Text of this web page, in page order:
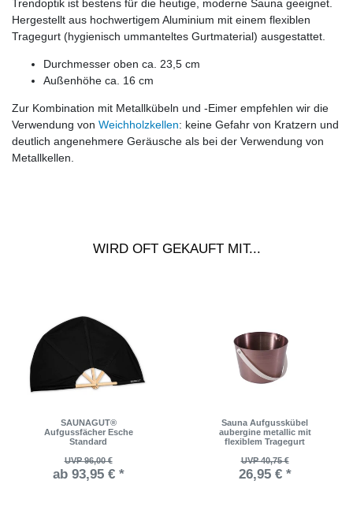
Trendoptik ist bestens für die heutige, moderne Sauna geeignet.
Hergestellt aus hochwertigem Aluminium mit einem flexiblen
Tragegurt (hygienisch ummanteltes Gurtmaterial) ausgestattet.
Durchmesser oben ca. 23,5 cm
Außenhöhe ca. 16 cm
Zur Kombination mit Metallkübeln und -Eimer empfehlen wir die
Verwendung von Weichholzkellen: keine Gefahr von Kratzern und
deutlich angenehmere Geräusche als bei der Verwendung von
Metallkellen.
WIRD OFT GEKAUFT MIT...
SAUNAGUT®
Aufgussfächer Esche
Standard
UVP 96,00 €
ab 93,95 € *
Sauna Aufgusskübel
aubergine metallic mit
flexiblem Tragegurt
UVP 40,75 €
26,95 € *